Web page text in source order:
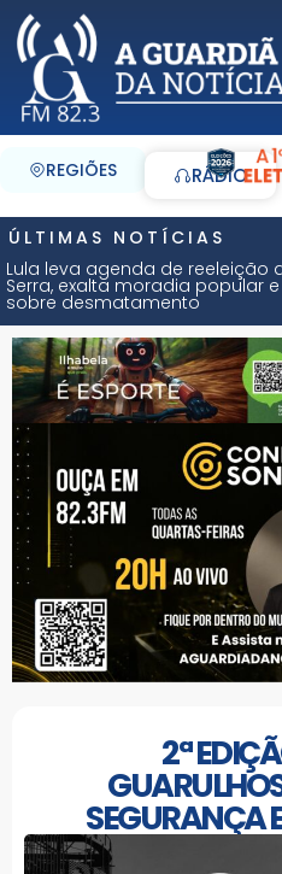
REGIÕES RÁDIO
A
ÚLTIMAS NOTÍCIAS
Lula leva agenda de reeleição
Serra, exalta moradia popular
sobre desmatamento
2ª
SEGURANÇA